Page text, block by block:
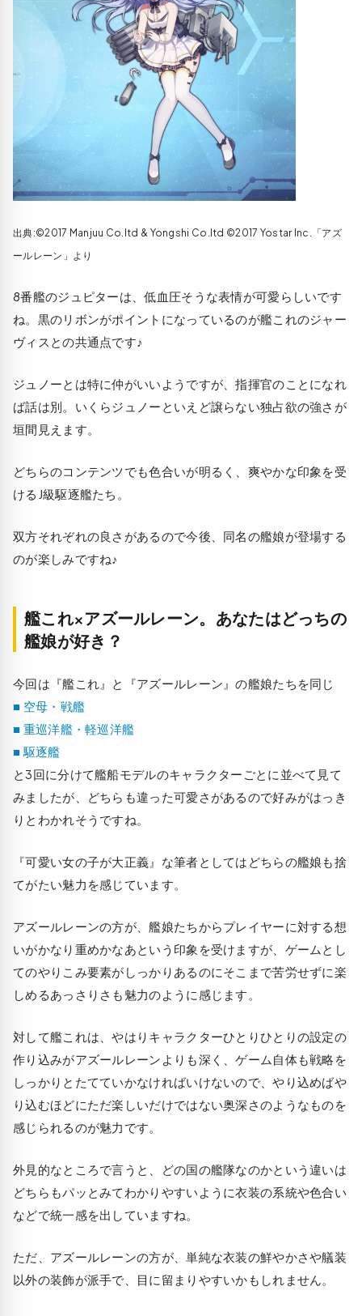
出典:©2017 Manjuu Co.ltd & Yongshi Co.ltd ©2017 Yostar Inc.「アズ
ールレーン」より
8番艦のジュピターは、低血圧そうな表情が可愛らしいです
ね。黒のリボンがポイントになっているのが艦これのジャー
ヴィスとの共通点です♪
ジュノーとは特に仲がいいようですが、指揮官のことになれ
ば話は別。いくらジュノーといえど譲らない独占欲の強さが
垣間見えます。
どちらのコンテンツでも色合いが明るく、爽やかな印象を受
けるJ級駆逐艦たち。
双方それぞれの良さがあるので今後、同名の艦娘が登場する
のが楽しみですね♪
艦これ×アズールレーン。あなたはどっちの
艦娘が好き？
今回は『艦これ』と『アズールレーン』の艦娘たちを同じ
■ 空母・戦艦
■ 重巡洋艦・軽巡洋艦
■ 駆逐艦
と3回に分けて艦船モデルのキャラクターごとに並べて見て
みましたが、どちらも違った可愛さがあるので好みがはっき
りとわかれそうですね。
『可愛い女の子が大正義』な筆者としてはどちらの艦娘も捨
てがたい魅力を感じています。
アズールレーンの方が、艦娘たちからプレイヤーに対する想
いがかなり重めかなあという印象を受けますが、ゲームとし
てのやりこみ要素がしっかりあるのにそこまで苦労せずに楽
しめるあっさりさも魅力のように感じます。
対して艦これは、やはりキャラクターひとりひとりの設定の
作り込みがアズールレーンよりも深く、ゲーム自体も戦略を
しっかりとたてていかなければいけないので、やり込めばや
り込むほどにただ楽しいだけではない奥深さのようなものを
感じられるのが魅力です。
外見的なところで言うと、どの国の艦隊なのかという違いは
どちらもパッとみてわかりやすいように衣装の系統や色合い
などで統一感を出していますね。
ただ、アズールレーンの方が、単純な衣装の鮮やかさや艤装
以外の装飾が派手で、目に留まりやすいかもしれません。